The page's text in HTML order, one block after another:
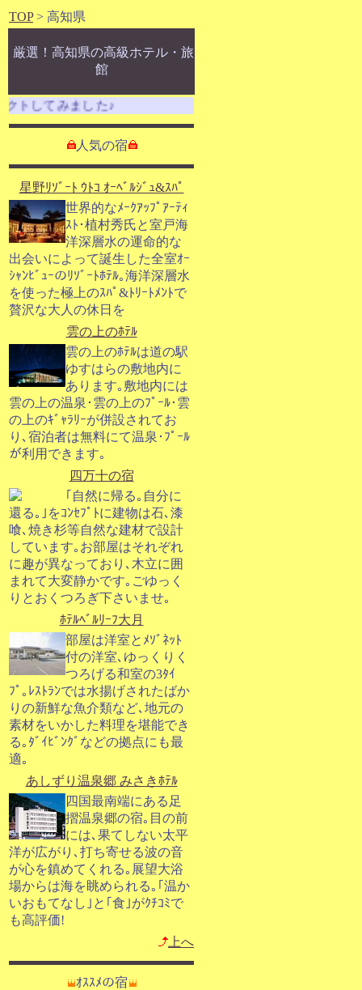
TOP> 高知県
厳選！高知県の高級ホテル・旅
館
してみました♪
人気の宿
星野ﾘｿﾞｰﾄ ｳﾄｺ ｵｰﾍﾞﾙｼﾞｭ&ｽﾊﾟ
世界的なﾒｰｸｱｯﾌﾟｱｰﾃｨ
ｽﾄ･植村秀氏と室戸海
洋深層水の運命的な
出会いによって誕生した全室ｵｰ
ｼｬﾝﾋﾞｭｰのﾘｿﾞｰﾄﾎﾃﾙ｡海洋深層水
を使った極上のｽﾊﾟ&ﾄﾘｰﾄﾒﾝﾄで
贅沢な大人の休日を
雲の上のﾎﾃﾙ
雲の上のﾎﾃﾙは道の駅
ゆすはらの敷地内に
あります｡敷地内には
雲の上の温泉･雲の上のﾌﾟｰﾙ･雲
の上のｷﾞｬﾗﾘｰが併設されてお
り､宿泊者は無料にて温泉･ﾌﾟｰﾙ
が利用できます｡
四万十の宿
｢自然に帰る｡自分に
還る｡｣をｺﾝｾﾌﾟﾄに建物は石､漆
喰､焼き杉等自然な建材で設計
しています｡お部屋はそれぞれ
に趣が異なっており､木立に囲
まれて大変静かです｡ごゆっく
りとおくつろぎ下さいませ｡
ﾎﾃﾙﾍﾞﾙﾘｰﾌ大月
部屋は洋室とﾒｿﾞﾈｯﾄ
付の洋室､ゆっくりく
つろげる和室の3ﾀｲ
ﾌﾟ｡ﾚｽﾄﾗﾝでは水揚げされたばか
りの新鮮な魚介類など､地元の
素材をいかした料理を堪能でき
る｡ﾀﾞｲﾋﾞﾝｸﾞなどの拠点にも最
適｡
あしずり温泉郷 みさきﾎﾃﾙ
四国最南端にある足
摺温泉郷の宿｡目の前
には､果てしない太平
洋が広がり､打ち寄せる波の音
が心を鎮めてくれる｡展望大浴
場からは海を眺められる｡｢温か
いおもてなし｣と｢食｣がｸﾁｺﾐで
も高評価!
上へ
ｵｽｽﾒの宿